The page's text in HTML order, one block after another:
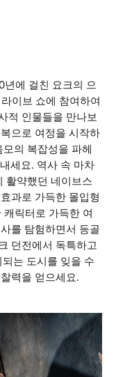
에 걸친 요크의 으
이브 쇼에 참여하여
적 인물들을 만나보
으로 여정을 시작하
의 복잡성을 파헤
세요. 역사 속 마차
활약했던 네이브스
과로 가득한 몰입형
릭터로 가득한 여
를 탐험하면서 등골
던전에서 독특하고
는 도시를 잊을 수
력을 얻으세요.